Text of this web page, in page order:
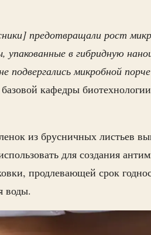
предотвращали рост
в гибридную
микробной
кафедры
из брусничных листьев
для создания
продлевающей срок
воды.